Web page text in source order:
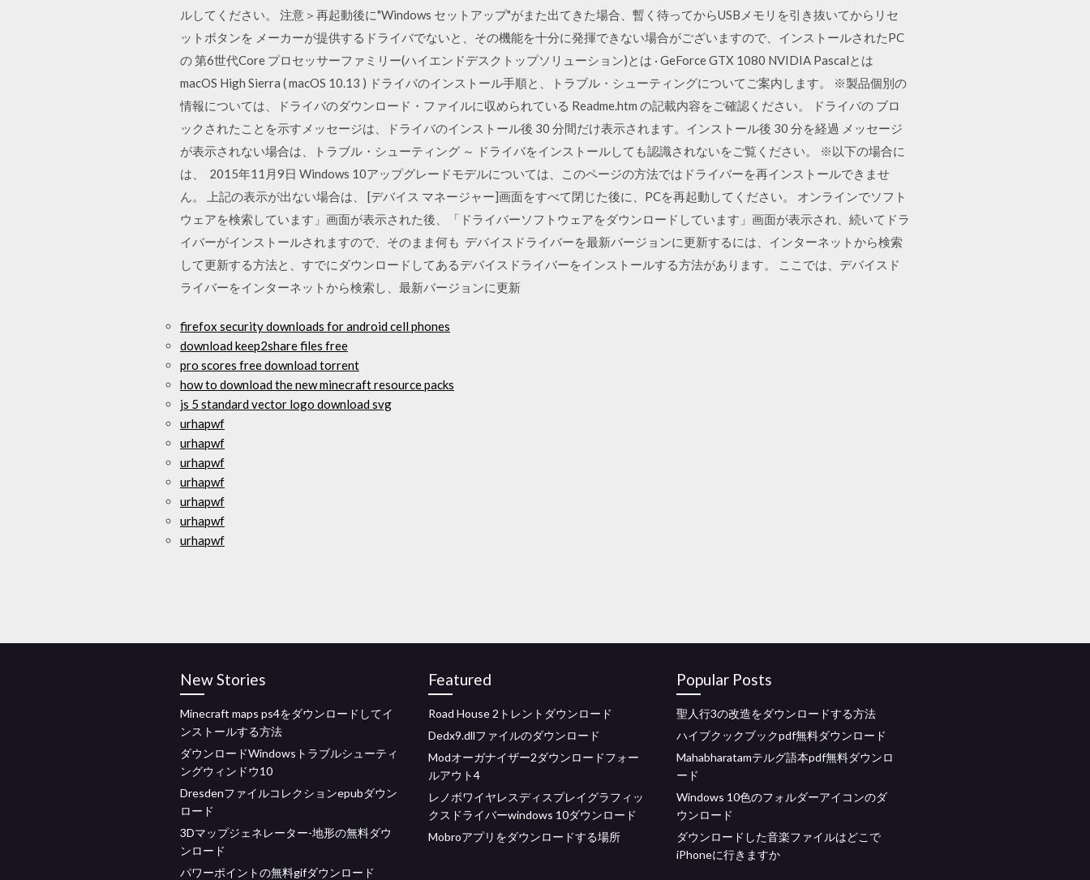
ルしてください。 注意＞再起動後に"Windows セットアップ"がまた出てきた場合、暫く待ってからUSBメモリを引き抜いてからリセ
ットボタンを メーカーが提供するドライバでないと、その機能を十分に発揮できない場合がございますので、インストールされたPC
の 第6世代Core プロセッサーファミリー(ハイエンドデスクトップソリューション)とは · GeForce GTX 1080 NVIDIA Pascalとは
macOS High Sierra ( macOS 10.13 ) ドライバのインストール手順と、トラブル・シューティングについてご案内します。 ※製品個別の
情報については、ドライバのダウンロード・ファイルに収められている Readme.htm の記載内容をご確認ください。 ドライバの ブロ
ックされたことを示すメッセージは、ドライバのインストール後 30 分間だけ表示されます。インストール後 30 分を経過 メッセージ
が表示されない場合は、トラブル・シューティング ～ ドライバをインストールしても認識されないをご覧ください。 ※以下の場合に
は、 2015年11月9日 Windows 10アップグレードモデルについては、このページの方法ではドライバーを再インストールできませ
ん。 上記の表示が出ない場合は、 [デバイス マネージャー]画面をすべて閉じた後に、PCを再起動してください。 オンラインでソフト
ウェアを検索しています」画面が表示された後、「ドライバーソフトウェアをダウンロードしています」画面が表示され、続いてドラ
イバーがインストールされますので、そのまま何も デバイスドライバーを最新バージョンに更新するには、インターネットから検索
して更新する方法と、すでにダウンロードしてあるデバイスドライバーをインストールする方法があります。 ここでは、デバイスド
ライバーをインターネットから検索し、最新バージョンに更新
firefox security downloads for android cell phones
download keep2share files free
pro scores free download torrent
how to download the new minecraft resource packs
js 5 standard vector logo download svg
urhapwf
urhapwf
urhapwf
urhapwf
urhapwf
urhapwf
urhapwf
New Stories
Minecraft maps ps4をダウンロードしてイ
ンストールする方法
ダウンロードWindowsトラブルシューティ
ングウィンドウ10
Dresdenファイルコレクションepubダウン
ロード
3Dマップジェネレーター-地形の無料ダウ
ンロード
パワーポイントの無料gifダウンロード
Featured
Road House 2トレントダウンロード
Dedx9.dllファイルのダウンロード
Modオーガナイザー2ダウンロードフォー
ルアウト4
レノボワイヤレスディスプレイグラフィッ
クスドライバーwindows 10ダウンロード
Mobroアプリをダウンロードする場所
Popular Posts
聖人行3の改造をダウンロードする方法
ハイブクックブックpdf無料ダウンロード
Mahabharatamテルグ語本pdf無料ダウンロ
ード
Windows 10色のフォルダーアイコンのダ
ウンロード
ダウンロードした音楽ファイルはどこで
iPhoneに行きますか